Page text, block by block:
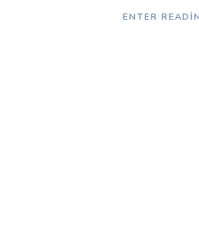
ENTER